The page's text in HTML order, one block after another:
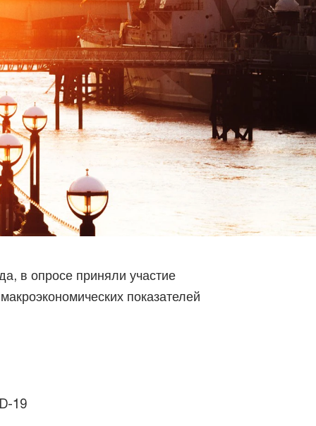
в опросе приняли участие
показателей
19